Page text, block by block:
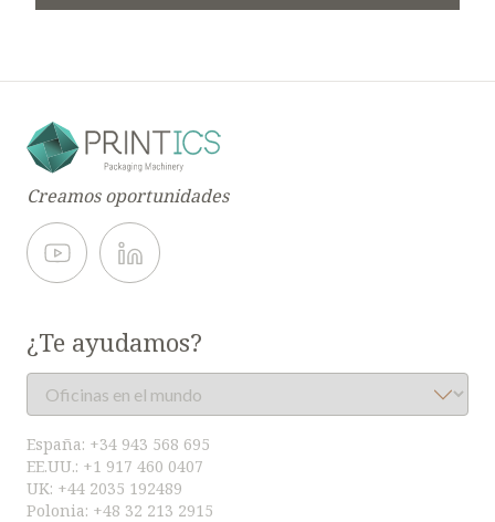
Creamos oportunidades
¿Te ayudamos?
España: +34 943 568 695
EE.UU.: +1 917 460 0407
UK: +44 2035 192489
Polonia: +48 32 213 2915